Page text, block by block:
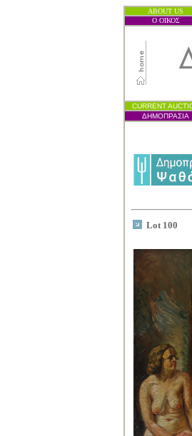
ABOUT US
Ο ΟΙΚΟΣ
CURRENT
ΔΗΜΟΠΡΑΣΙΑ
Lot 100